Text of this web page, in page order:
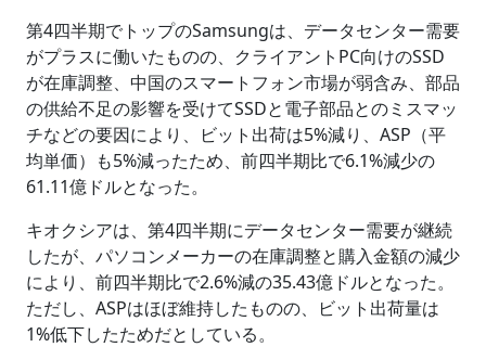
第4四半期でトップのSamsungは、データセンター需要
がプラスに働いたものの、クライアントPC向けのSSD
が在庫調整、中国のスマートフォン市場が弱含み、部品
の供給不足の影響を受けてSSDと電子部品とのミスマッ
チなどの要因により、ビット出荷は5%減り、ASP（平
均単価）も5%減ったため、前四半期比で6.1%減少の
61.11億ドルとなった。
キオクシアは、第4四半期にデータセンター需要が継続
したが、パソコンメーカーの在庫調整と購入金額の減少
により、前四半期比で2.6%減の35.43億ドルとなった。
ただし、ASPはほぼ維持したものの、ビット出荷量は
1%低下したためだとしている。